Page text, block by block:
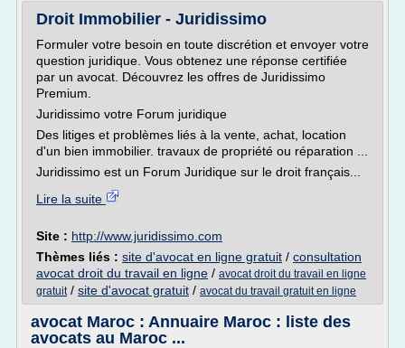
Droit Immobilier - Juridissimo
Formuler votre besoin en toute discrétion et envoyer votre
question juridique. Vous obtenez une réponse certifiée
par un avocat. Découvrez les offres de Juridissimo
Premium.
Juridissimo votre Forum juridique
Des litiges et problèmes liés à la vente, achat, location
d'un bien immobilier. travaux de propriété ou réparation ...
Juridissimo est un Forum Juridique sur le droit français...
Lire la suite
Site : http://www.juridissimo.com
Thèmes liés : site d'avocat en ligne gratuit / consultation
avocat droit du travail en ligne / avocat droit du travail en ligne
gratuit/ site d'avocat gratuit / avocat du travail gratuit en ligne
avocat Maroc : Annuaire Maroc : liste des
avocats au Maroc ...